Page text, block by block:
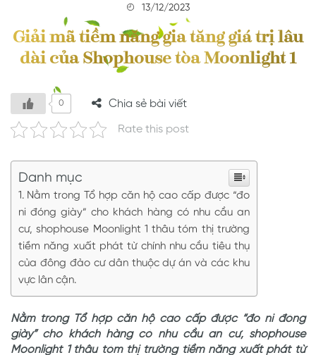
13/12/2023
Giải mã tiềm năng gia tăng giá trị lâu
dài của Shophouse tòa Moonlight 1
Chia sẻ bài viết
0
Rate this post
Danh mục
Nằm trong Tổ hợp căn hộ cao cấp được “đo
ni đóng giày” cho khách hàng có nhu cầu an
cư, shophouse Moonlight 1 thâu tóm thị trường
tiềm năng xuất phát từ chính nhu cầu tiêu thụ
của đông đảo cư dân thuộc dự án và các khu
vực lân cận.
Nằm trong Tổ hợp căn hộ cao cấp được “đo ni đóng
giày” cho khách hàng có nhu cầu an cư, shophouse
Moonlight 1 thâu tóm thị trường tiềm năng xuất phát từ